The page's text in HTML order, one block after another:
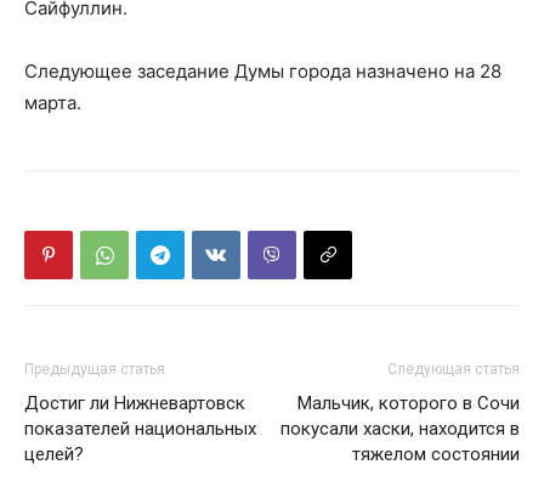
Сайфуллин.
Следующее заседание Думы города назначено на 28
марта.
Предыдущая статья
Достиг ли Нижневартовск
показателей национальных
целей?
Следующая статья
Мальчик, которого в Сочи
покусали хаски, находится в
тяжелом состоянии